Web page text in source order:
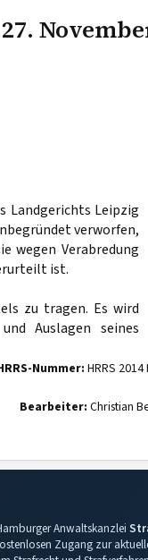
Landgerichts Leipzig
verworfen,
wegen Verabredung
ist.
zu tragen. Es wird
Auslagen seines
Nummer: HRRS 2014
Bearbeiter: Christian
Anwaltskanzlei
Zugang zur